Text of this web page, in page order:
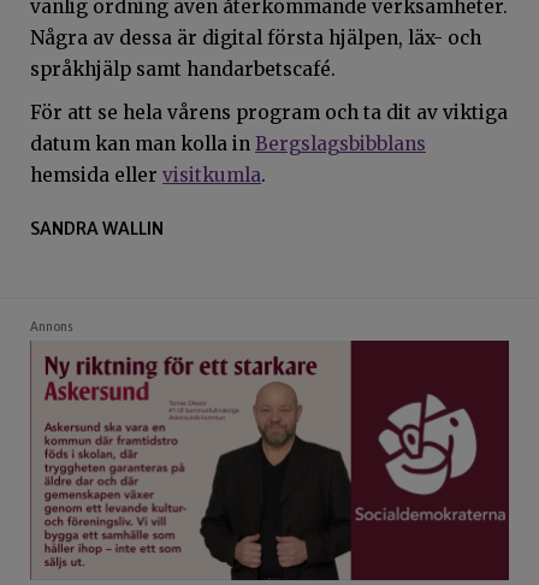
vanlig ordning även återkommande verksamheter.
Några av dessa är digital första hjälpen, läx- och
språkhjälp samt handarbetscafé.
För att se hela vårens program och ta dit av viktiga
datum kan man kolla in Bergslagsbibblans
hemsida eller visitkumla.
SANDRA WALLIN
Annons